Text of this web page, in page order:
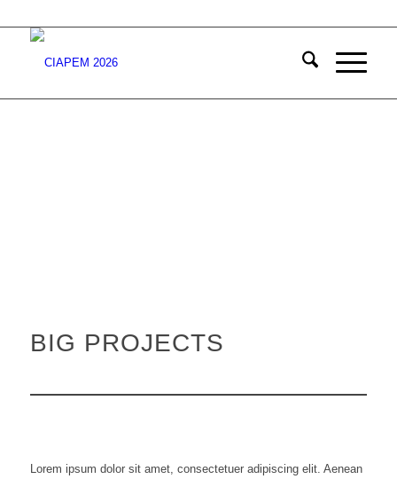
BIG PROJECTS
Lorem ipsum dolor sit amet, consectetuer adipiscing elit. Aenean